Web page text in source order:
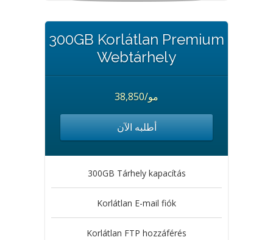
300GB Korlátlan Premium
Webtárhely
38,850/مو
أطلبه الآن
300GB Tárhely kapacítás
Korlátlan E-mail fiók
Korlátlan FTP hozzáférés